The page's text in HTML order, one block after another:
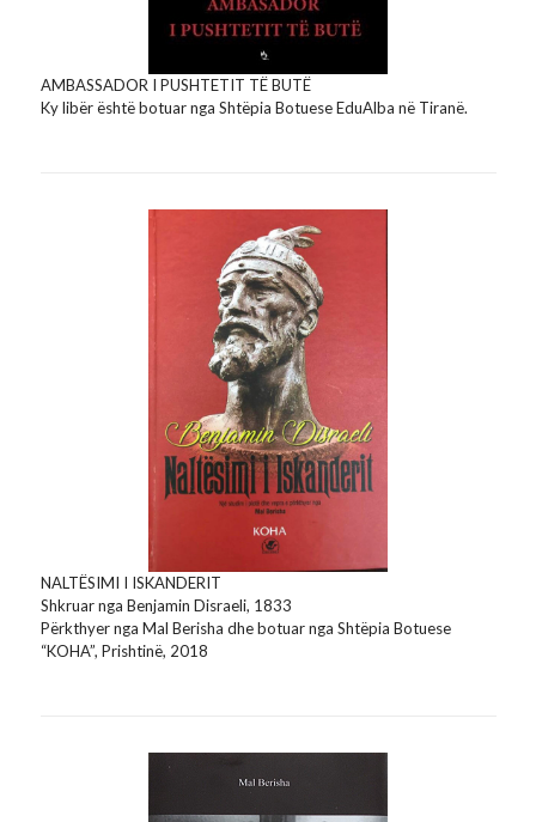
AMBASSADOR I PUSHTETIT TË BUTË
Ky libër është botuar nga Shtëpia Botuese EduAlba në Tiranë.
NALTËSIMI I ISKANDERIT
Shkruar nga Benjamin Disraeli, 1833
Përkthyer nga Mal Berisha dhe botuar nga Shtëpia Botuese
“KOHA”, Prishtinë, 2018